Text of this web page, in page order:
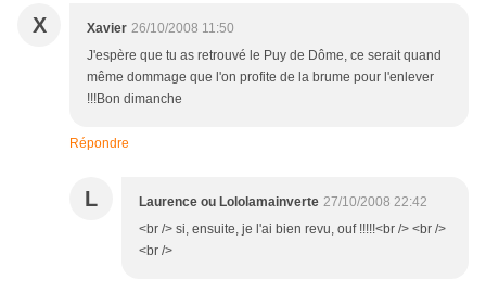
X Xavier 26/10/2008 11:50
J'espère que tu as retrouvé le Puy de Dôme, ce serait quand
même dommage que l'on profite de la brume pour l'enlever
!!!Bon dimanche
Répondre
L Laurence ou Lololamainverte 27/10/2008 22:42
<br /> si, ensuite, je l'ai bien revu, ouf !!!!!<br /> <br />
<br />